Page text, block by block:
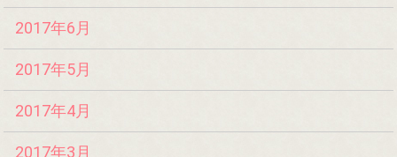
2017年6月
2017年5月
2017年4月
2017年3月